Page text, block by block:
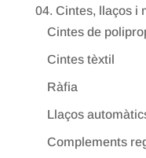
04. Cintes, llaços i
Cintes de
Cintes tèxtil
Ràfia
Llaços
Complements